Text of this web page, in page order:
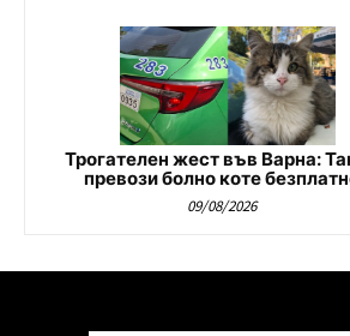
Трогателен жест във Варна:
превози болно коте
09/08/2026